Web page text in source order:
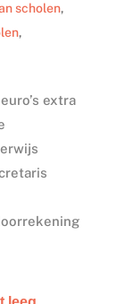
scholen,
,
extra